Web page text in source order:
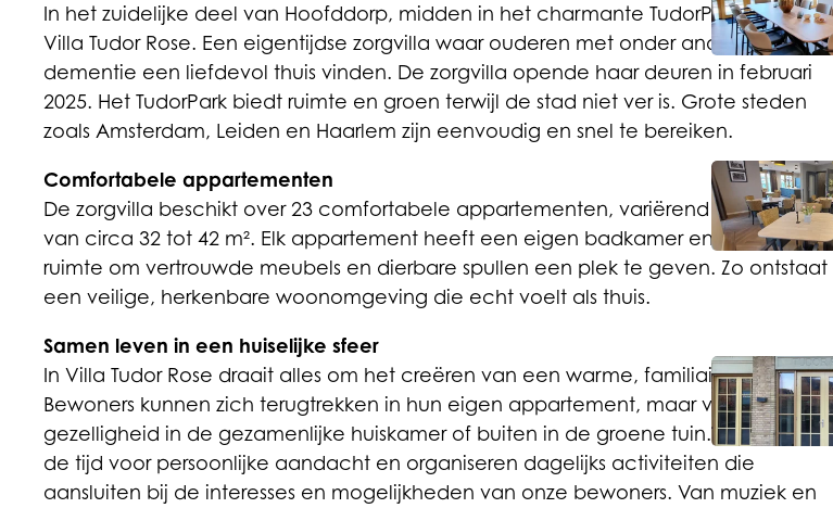
In het zuidelijke deel van Hoofddorp, midden in het charmante TudorPark, vindt u
Villa Tudor Rose. Een eigentijdse zorgvilla waar ouderen met onder andere
dementie een liefdevol thuis vinden. De zorgvilla opende haar deuren in februari
2025. Het TudorPark biedt ruimte en groen terwijl de stad niet ver is. Grote steden
zoals Amsterdam, Leiden en Haarlem zijn eenvoudig en snel te bereiken.
Comfortabele appartementen
De zorgvilla beschikt over 23 comfortabele appartementen, variërend in grootte
van circa 32 tot 42 m². Elk appartement heeft een eigen badkamer en biedt volop
ruimte om vertrouwde meubels en dierbare spullen een plek te geven. Zo ontstaat
een veilige, herkenbare woonomgeving die echt voelt als thuis.
Samen leven in een huiselijke sfeer
In Villa Tudor Rose draait alles om het creëren van een warme, familiaire sfeer.
Bewoners kunnen zich terugtrekken in hun eigen appartement, maar vinden ook
gezelligheid in de gezamenlijke huiskamer of buiten in de groene tuin. We nemen
de tijd voor persoonlijke aandacht en organiseren dagelijks activiteiten die
aansluiten bij de interesses en mogelijkheden van onze bewoners. Van muziek en